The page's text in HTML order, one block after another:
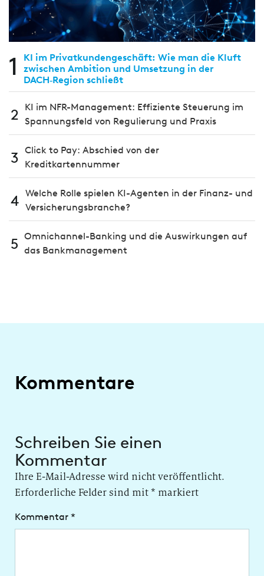
1
KI im Privatkundengeschäft: Wie man die Kluft
zwischen Ambition und Umsetzung in der
DACH‑Region schließt
2
KI im NFR-Management: Effiziente Steuerung im
Spannungsfeld von Regulierung und Praxis
3 Click to Pay: Abschied von der
Kreditkartennummer
4 Welche Rolle spielen KI-Agenten in der Finanz- und
Versicherungsbranche?
5 Omnichannel-Banking und die Aus­wir­kungen auf
das Bank­manage­ment
Kommentare
Schreiben Sie einen
Kommentar
Ihre E-Mail-Adresse wird nicht veröffentlicht.
Erforderliche Felder sind mit* markiert
Kommentar *